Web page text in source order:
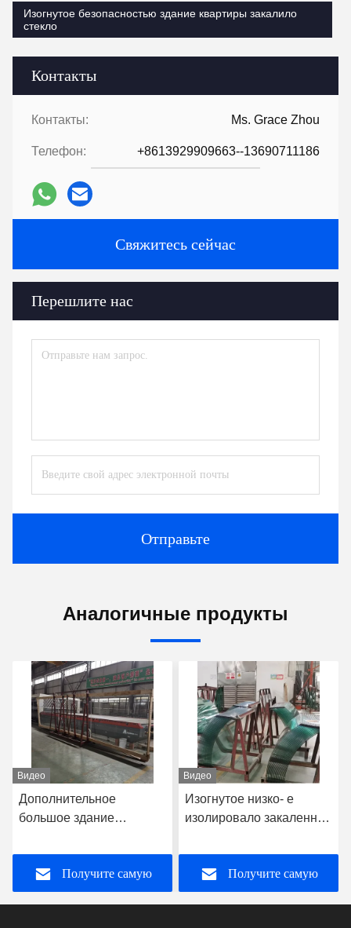
Контакты
Контакты: Ms. Grace Zhou
Телефон: +8613929909663--13690711186
Свяжитесь сейчас
Перешлите нас
Отправьте
Изогнутое безопасностью здание квартиры закалило
стекло
Аналогичные продукты
Видео
Дополнительное
большое здание
стеклянное Lamianted
огораживает толщину
8mm
Получите самую
Видео
Изогнутое низко- е
изолировало закаленное
витрины и
замораживателя
Получите самую